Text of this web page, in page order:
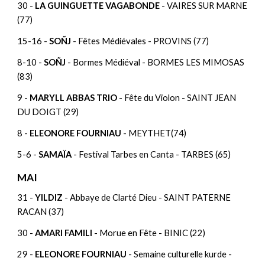
30 - LA GUINGUETTE VAGABONDE - VAIRES SUR MARNE
(77)
15-16 -SOÑJ - Fêtes Médiévales - PROVINS (77)
8-10 -SOÑJ - Bormes Médiéval - BORMES LES MIMOSAS
(83)
9 - MARYLL ABBAS TRIO - Fête du Violon - SAINT JEAN
DU DOIGT (29)
8 - ELEONORE FOURNIAU - MEYTHET(74)
5-6 -SAMAÏA - Festival Tarbes en Canta - TARBES (65)
MAI
31 -YILDIZ - Abbaye de Clarté Dieu - SAINT PATERNE
RACAN (37)
30 -AMARI FAMILI - Morue en Fête - BINIC (22)
29 - ELEONORE FOURNIAU - Semaine culturelle kurde -